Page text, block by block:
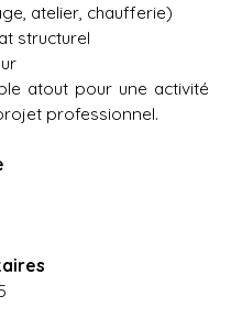
atelier, chaufferie)
structurel
atout pour une activité
professionnel.